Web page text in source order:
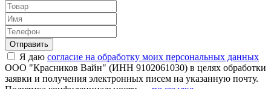
Отправить
Я даю согласие на обработку моих персональных данных
ООО "Красников Вайн" (ИНН 9102061030) в целях обработки
заявки и получения электронных писем на указанную почту.